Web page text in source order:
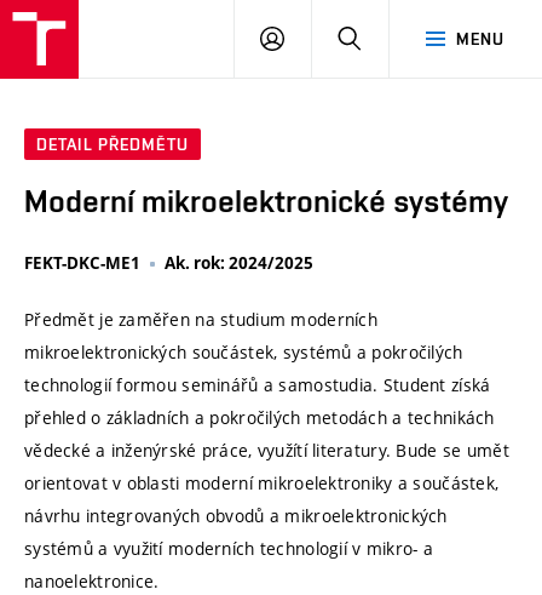
MENU
PŘIHLÁSIT
DETAIL PŘEDMĚTU
Moderní mikroelektronické systémy
FEKT-DKC-ME1 Ak. rok: 2024/2025
Předmět je zaměřen na studium moderních
mikroelektronických součástek, systémů a pokročilých
technologií formou seminářů a samostudia. Student získá
přehled o základních a pokročilých metodách a technikách
vědecké a inženýrské práce, využítí literatury. Bude se umět
orientovat v oblasti moderní mikroelektroniky a součástek,
návrhu integrovaných obvodů a mikroelektronických
systémů a využití moderních technologií v mikro- a
nanoelektronice.